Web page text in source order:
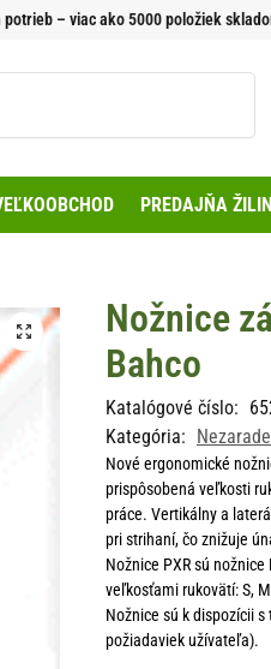
– viac ako 5000 položiek
PREDAJŇA
Nožnice
Bahco
Katalógové číslo:
Kategória:
Nové ergonomické
prispôsobená veľkosti
práce. Vertikálny a
pri strihaní, čo znižuje
Nožnice PXR sú
veľkosťami rukovätí: S,
Nožnice sú k dispozícii
požiadaviek užívateľa).